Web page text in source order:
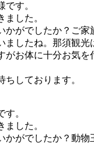
です。
ました。
かがでしたか？ご家
ましたね。那須観光
がお体に十分お気を
ちしております。
す。
ました。
かがでしたか？動物